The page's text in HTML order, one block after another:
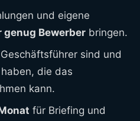
und eigene
genug Bewerber bringen.
sind und
haben, die das
kann.
für Briefing und